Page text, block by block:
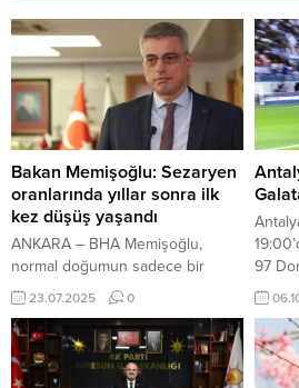
Bakan Memişoğlu: Sezaryen
oranlarında yıllar sonra ilk
kez düşüş yaşandı
ANKARA – BHA Memişoğlu,
normal doğumun sadece bir
tercih olmadığını, aynı zamanda
anne ve bebek sağlığı için önemli
bir faktör olduğunu vurguladı.
Sağlık Bakanlığı’nın, tıbben
gereksiz olan sezaryenleri
23.07.2025 0
97
1-0
…..
erdi.